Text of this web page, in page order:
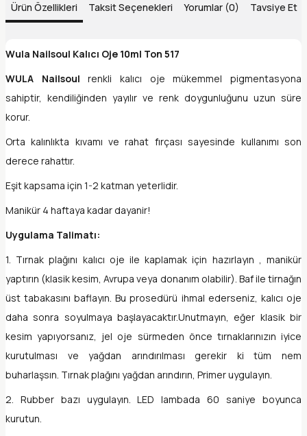
Ürün Özellikleri Taksit Seçenekleri Yorumlar (0) Tavsiye Et
Wula Nailsoul Kalıcı Oje 10ml Ton 517
WULA Nailsoul renkli kalıcı oje mükemmel pigmentasyona
sahiptir, kendiliğinden yayılır ve renk doygunluğunu uzun süre
korur.
Orta kalınlıkta kıvamı ve rahat fırçası sayesinde kullanımı son
derece rahattır.
Eşit kapsama için 1-2 katman yeterlidir.
Manikür 4 haftaya kadar dayanir!
Uygulama Talimatı:
1. Tırnak plağını kalıcı oje ile kaplamak için hazırlayın , manikür
yaptırın (klasik kesim, Avrupa veya donanım olabilir). Baf ile tirnağın
üst tabakasını baflayın. Bu prosedürü ihmal ederseniz, kalıcı oje
daha sonra soyulmaya başlayacaktır.Unutmayın, eğer klasik bir
kesim yapıyorsanız, jel oje sürmeden önce tırnaklarınızın iyice
kurutulması ve yağdan arındırılması gerekir ki tüm nem
buharlaşsın. Tırnak plağını yağdan arındırın, Primer uygulayın.
2. Rubber bazı uygulayın. LED lambada 60 saniye boyunca
kurutun.